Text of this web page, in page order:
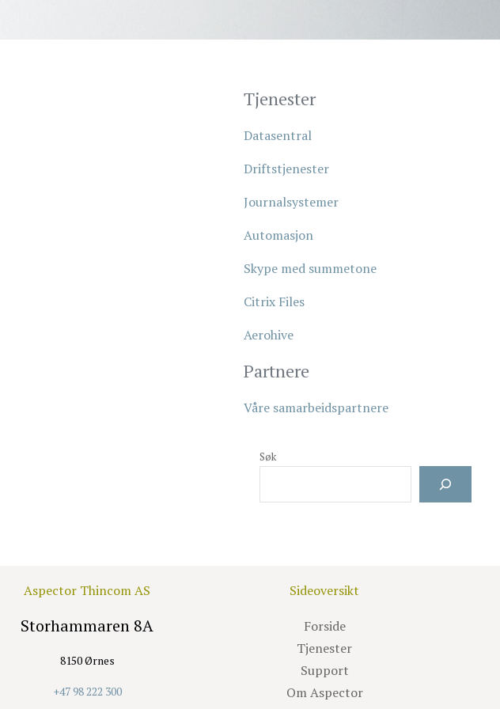
Tjenester
Datasentral
Driftstjenester
Journalsystemer
Automasjon
Skype med summetone
Citrix Files
Aerohive
Partnere
Våre samarbeidspartnere
Søk
Aspector Thincom AS
Storhammaren 8A
8150 Ørnes
+47 98 222 300
Sideoversikt
Forside
Tjenester
Support
Om Aspector